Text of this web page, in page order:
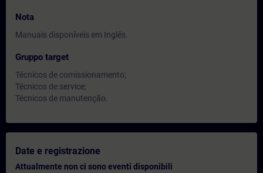
Nota
Manuais disponíveis em Inglês.
Gruppo target
Técnicos de comissionamento;
Técnicos de service;
Técnicos de manutenção.
Date e registrazione
Attualmente non ci sono eventi disponibili